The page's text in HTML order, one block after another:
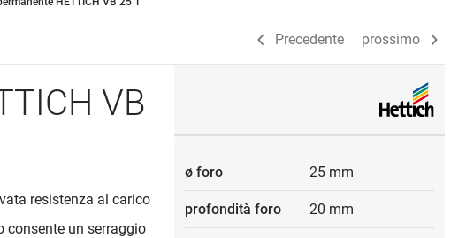
Precedente prossimo
VB
resistenza al carico
consente un serraggio
ø foro 25 mm
profondità foro 20 mm